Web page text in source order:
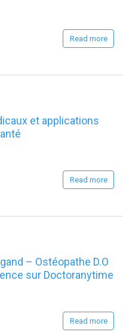
Read more
et applications
Read more
– Ostéopathe D.O
sur Doctoranytime
Read more